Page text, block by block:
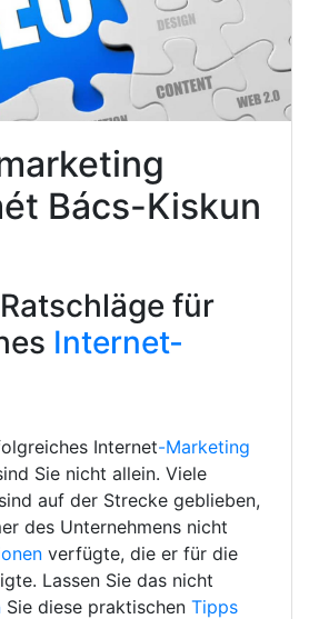
Bács-Kiskun
für
Internet-
Internet-Marketing
Sie nicht allein. Viele
auf der Strecke geblieben,
des Unternehmens nicht
verfügte, die er für die
Lassen Sie das nicht
Sie diese praktischen Tipps